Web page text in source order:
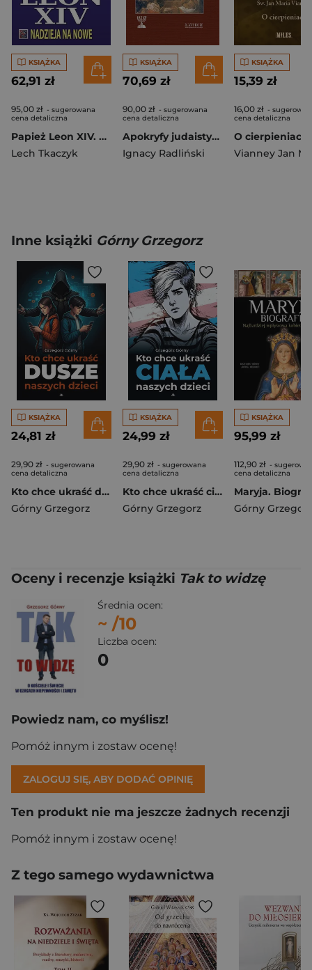
KSIĄŻKA
62,91 zł
95,00 zł - sugerowana
cena detaliczna
Papież Leon XIV. Nadzieja na nowe
Lech Tkaczyk
KSIĄŻKA
70,69 zł
90,00 zł - sugerowana
cena detaliczna
Apokryfy judaistyczno-chrześcijańskie
Ignacy Radliński
KSIĄŻKA
15,39 zł
16,00 zł -
cena detaliczna
O cierpieniach
Vianney Jan
Inne książki Górny Grzegorz
KSIĄŻKA
24,81 zł
29,90 zł - sugerowana
cena detaliczna
Kto chce ukraść dusze naszych dzieci
Górny Grzegorz
KSIĄŻKA
24,99 zł
29,90 zł - sugerowana
cena detaliczna
Kto chce ukraść ciała naszych dzieci
Górny Grzegorz
KSIĄŻKA
95,99 zł
112,90 zł -
cena detaliczna
Maryja.
Górny Grzegorz
Oceny i recenzje książki Tak to widzę
Średnia ocen:
~ /10
Liczba ocen:
0
Powiedz nam, co myślisz!
Pomóż innym i zostaw ocenę!
ZALOGUJ SIĘ, ABY DODAĆ OPINIĘ
Ten produkt nie ma jeszcze żadnych recenzji
Pomóż innym i zostaw ocenę!
Z tego samego wydawnictwa